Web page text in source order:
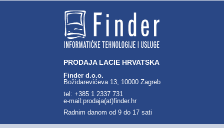
PRODAJA LACIE HRVATSKA
Finder d.o.o.
Božidarevićeva 13, 10000 Zagreb
tel: +385 1 2337 731
e-mail:prodaja(at)finder.hr
Radnim danom od 9 do 17 sati